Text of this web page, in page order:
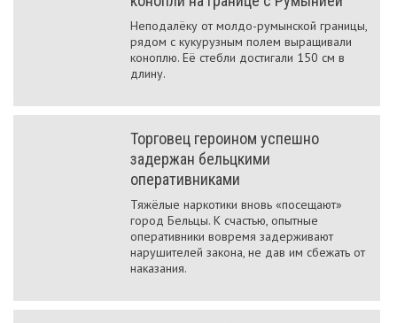
Неподалёку от молдо-румынской границы,
рядом с кукурузным полем выращивали
коноплю. Её стебли достигали 150 см в
длину.
Торговец героином успешно
задержан бельцкими
оперативниками
Тяжёлые наркотики вновь «посещают»
город Бельцы. К счастью, опытные
оперативники вовремя задерживают
нарушителей закона, не дав им сбежать от
наказания.